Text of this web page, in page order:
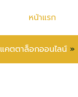
หน้าแรก
แคตตาล็อกออนไลน์ »